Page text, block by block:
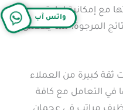
مع إمكانية إعادة
المرجوة، مما يعكس
كبيرة من العملاء
في التعامل مع كافة
واتس آب